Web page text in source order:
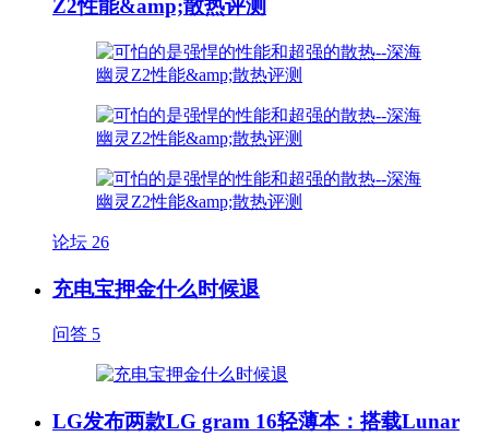
Z2性能&amp;散热评测
论坛 26
充电宝押金什么时候退
问答 5
LG发布两款LG gram 16轻薄本：搭载Lunar